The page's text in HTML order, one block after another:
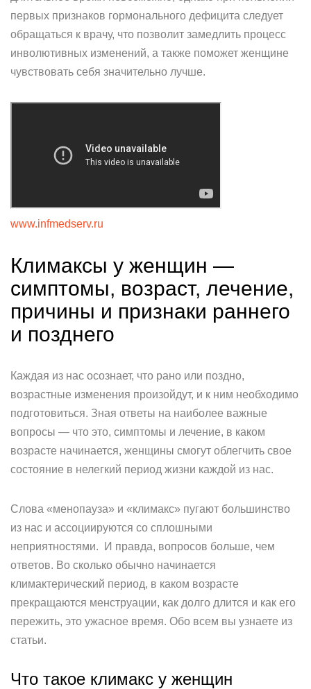
первых признаков гормонального дефицита следует
обращаться к врачу, что позволит замедлить процесс
инволютивных изменений, а также поможет женщине
чувствовать себя значительно лучше.
www.infmedserv.ru
Климаксы у женщин —
симптомы, возраст, лечение,
причины и признаки раннего
и позднего
Каждая из нас осознает, что рано или поздно,
возрастные изменения произойдут, и к ним необходимо
подготовиться. Зная ответы на наиболее важные
вопросы — что это, симптомы и лечение, в каком
возрасте начинается, женщины смогут облегчить свое
состояние в нелегкий период жизни каждой из нас.
Слова «менопауза» и «климакс» пугают большинство
из нас и ассоциируются со сплошными
неприятностями. И правда, вопросов больше, чем
ответов. Во сколько обычно начинается
климактерический период, в каком возрасте
прекращаются менструации, как долго длится и как его
пережить, это ужасное время. Обо всем вы узнаете из
статьи.
Что такое климакс у женщин